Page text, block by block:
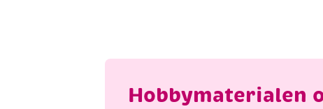
camel
Hobbymaterialen